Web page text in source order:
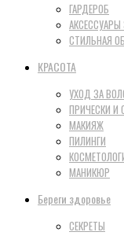
ГАРДЕРОБ
СТИЛЬНАЯ
КРАСОТА
УХОД ЗА
ПРИЧЕСКИ И
МАКИЯЖ
ПИЛИНГИ
МАНИКЮР
Береги здоровье
СЕКРЕТЫ